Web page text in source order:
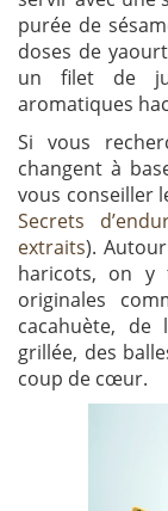
purée de
doses de
un filet de
aromatiques
Si vous
changent à
vous conseiller
Secrets
extraits).
haricots, on y
originales
cacahuète,
grillée, des
coup de cœur.